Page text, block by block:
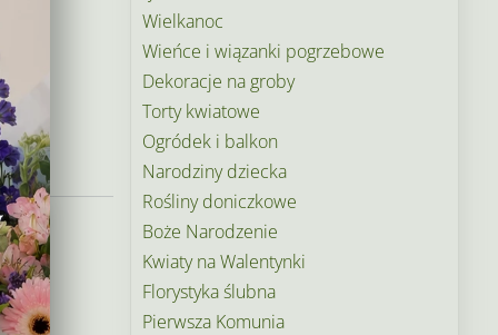
Wielkanoc
Wieńce i wiązanki pogrzebowe
Dekoracje na groby
Torty kwiatowe
Ogródek i balkon
Narodziny dziecka
Rośliny doniczkowe
Boże Narodzenie
Kwiaty na Walentynki
Florystyka ślubna
Pierwsza Komunia